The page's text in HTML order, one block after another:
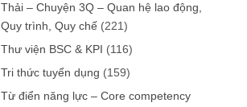
Thải – Chuyện 3Q – Quan hệ lao động,
Quy trình, Quy chế (221)
Thư viện BSC & KPI (116)
Tri thức tuyển dụng (159)
Từ điển năng lực – Core competency